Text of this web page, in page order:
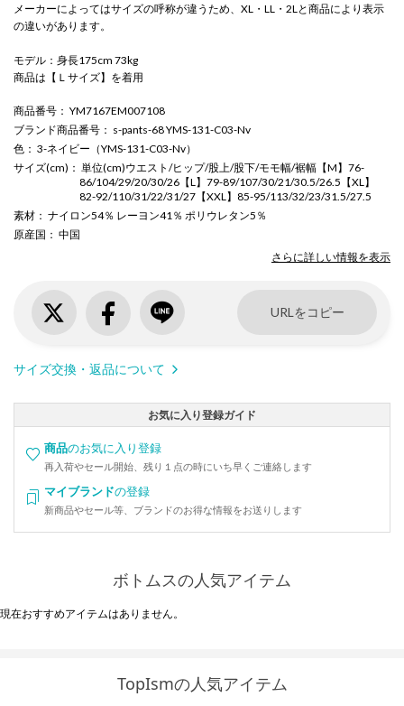
メーカーによってはサイズの呼称が違うため、XL・LL・2Lと商品により表示
の違いがあります。
モデル：身長175cm 73kg
商品は【Ｌサイズ】を着用
商品番号 ： YM7167EM007108
ブランド商品番号 ： s-pants-68 YMS-131-C03-Nv
色 ： 3-ネイビー（YMS-131-C03-Nv）
サイズ(cm) ： 単位(cm)ウエスト/ヒップ/股上/股下/モモ幅/裾幅【M】76-
86/104/29/20/30/26【L】79-89/107/30/21/30.5/26.5【XL】
82-92/110/31/22/31/27【XXL】85-95/113/32/23/31.5/27.5
素材 ： ナイロン54％ レーヨン41％ ポリウレタン5％
原産国 ： 中国
さらに詳しい情報を表示
URLをコピー
サイズ交換・返品について
お気に入り登録ガイド
商品のお気に入り登録
再入荷やセール開始、残り１点の時にいち早くご連絡します
マイブランドの登録
新商品やセール等、ブランドのお得な情報をお送りします
ボトムスの人気アイテム
現在おすすめアイテムはありません。
TopIsmの人気アイテム